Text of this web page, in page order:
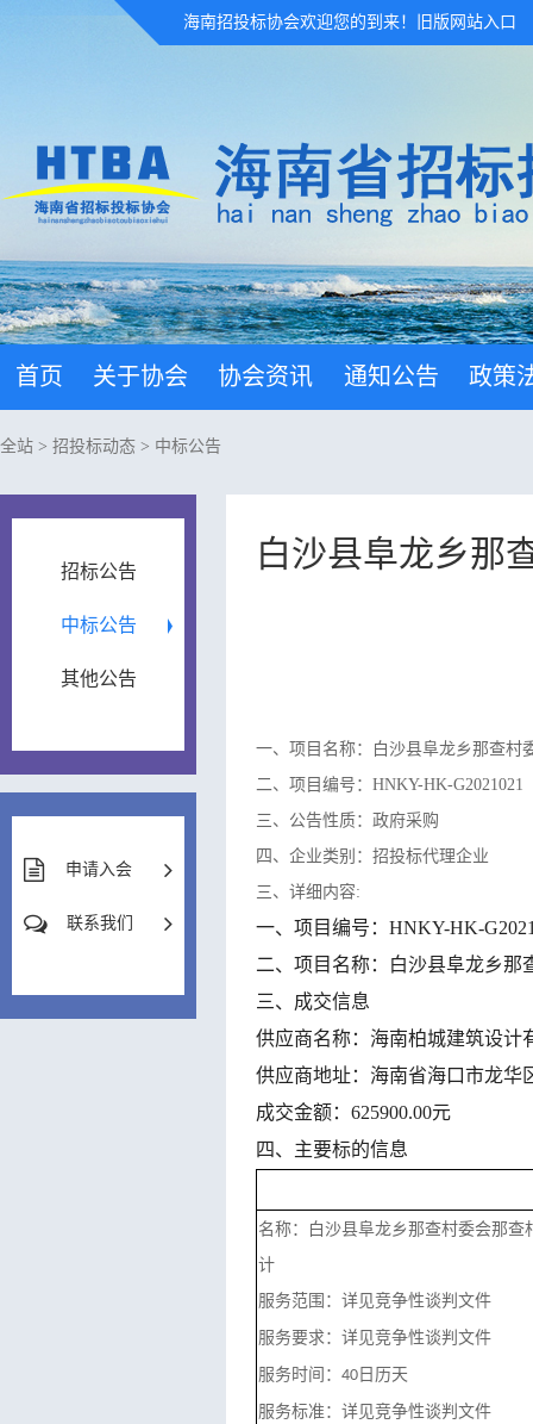
海南招投标协会欢迎您的到来！ 旧版网站入口
首页 关于协会 协会资讯 通知公告 政策
全站 > 招投标动态 > 中标公告
招标公告
中标公告
其他公告
申请入会
联系我们
白沙县阜龙乡那
一、项目名称：白沙县阜龙乡那查村
二、项目编号：HNKY-HK-G2021021
三、公告性质：政府采购
四、企业类别：招投标代理企业
三、详细内容:
一、 项目编号： HNKY-HK-
二、 项目名称：
白沙县阜龙乡那
三、成交信息
供应商名称： 海南柏城建筑设计
供应商地址： 海南省海口市龙华
成交金额： 625900.00元
四、 主要标的信息
名称：
白沙县阜龙乡那查村委会那
计
服务范围： 详见竞争性谈判文件
服务要求： 详见竞争性谈判文件
服务时间： 40 日历天
服务标准： 详见竞争性谈判文件